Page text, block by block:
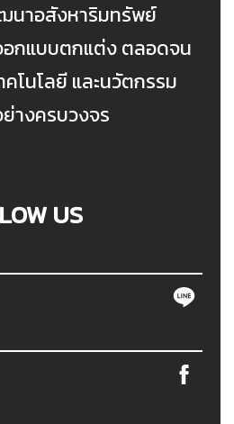
นาอสังหาริมทรัพย์
กแบบตกแต่ง ตลอดจน
คโนโลยี และนวัตกรรม
างครบวงจร
US